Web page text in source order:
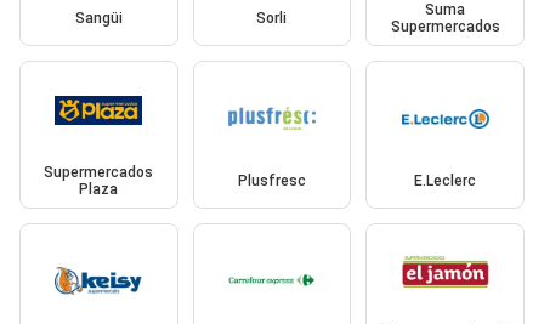
Sangüi Sorli
Suma
Supermercados
Supermercados
Plaza
Plusfresc E.Leclerc